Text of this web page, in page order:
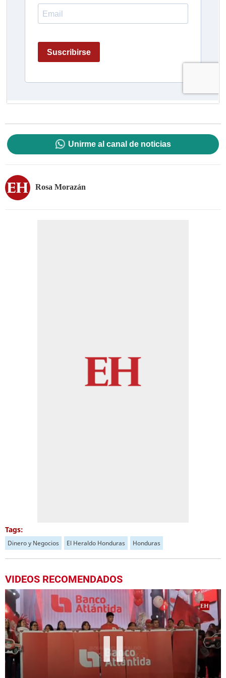
Unirme al canal de noticias
Rosa Morazán
Tags:
Dinero y Negocios El Heraldo Honduras Honduras
VIDEOS RECOMENDADOS